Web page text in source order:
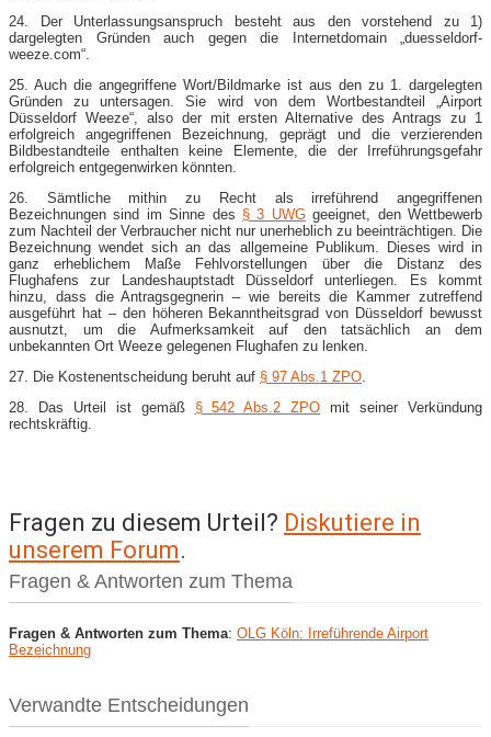
24. Der Unterlassungsanspruch besteht aus den vorstehend zu 1)
dargelegten Gründen auch gegen die Internetdomain „duesseldorf-
weeze.com“.
25. Auch die angegriffene Wort/Bildmarke ist aus den zu 1. dargelegten
Gründen zu untersagen. Sie wird von dem Wortbestandteil „Airport
Düsseldorf Weeze“, also der mit ersten Alternative des Antrags zu 1
erfolgreich angegriffenen Bezeichnung, geprägt und die verzierenden
Bildbestandteile enthalten keine Elemente, die der Irreführungsgefahr
erfolgreich entgegenwirken könnten.
26. Sämtliche mithin zu Recht als irreführend angegriffenen
Bezeichnungen sind im Sinne des § 3 UWGgeeignet, den Wettbewerb
zum Nachteil der Verbraucher nicht nur unerheblich zu beeinträchtigen. Die
Bezeichnung wendet sich an das allgemeine Publikum. Dieses wird in
ganz erheblichem Maße Fehlvorstellungen über die Distanz des
Flughafens zur Landeshauptstadt Düsseldorf unterliegen. Es kommt
hinzu, dass die Antragsgegnerin – wie bereits die Kammer zutreffend
ausgeführt hat – den höheren Bekanntheitsgrad von Düsseldorf bewusst
ausnutzt, um die Aufmerksamkeit auf den tatsächlich an dem
unbekannten Ort Weeze gelegenen Flughafen zu lenken.
27. Die Kostenentscheidung beruht auf § 97 Abs.1 ZPO
28. Das Urteil ist gemäß § 542 Abs.2 ZPO mit seiner Verkündung
rechtskräftig.
Fragen zu diesem Urteil? Diskutiere in
unserem Forum.
Fragen & Antworten zum Thema
Fragen & Antworten zum Thema: OLG Köln: Irreführende Airport
Bezeichnung
Verwandte Entscheidungen